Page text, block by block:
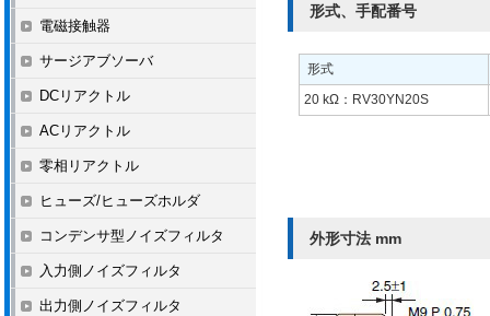
形式、手配番号
形式
20 kΩ：RV30YN20S
外形寸法 mm
電磁接触器
サージアブソーバ
DCリアクトル
ACリアクトル
零相リアクトル
ヒューズ/ヒューズホルダ
コンデンサ型ノイズフィルタ
入力側ノイズフィルタ
出力側ノイズフィルタ